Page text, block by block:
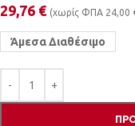
29,76 € (χωρίς ΦΠΑ 24,00
Άμεσα Διαθέσιμο